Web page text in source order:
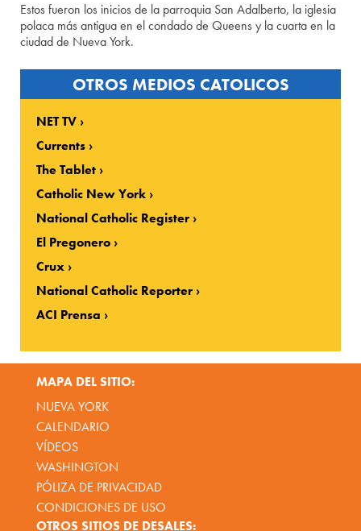
Estos fueron los inicios de la parroquia San Adalberto, la iglesia
polaca más antigua en el condado de Queens y la cuarta en la
ciudad de Nueva York.
OTROS MEDIOS CATOLICOS
NET TV
Currents
The Tablet
Catholic New York
National Catholic Register
El Pregonero
Crux
National Catholic Reporter
ACI Prensa
MAPA DEL SITIO:
NUEVA YORK
CALENDARIO
VÍDEOS
WASHINGTON
PÓLIZA DE PRIVACIDAD
CONDICIONES DE USO
OTROS SITIOS DE DESALES: